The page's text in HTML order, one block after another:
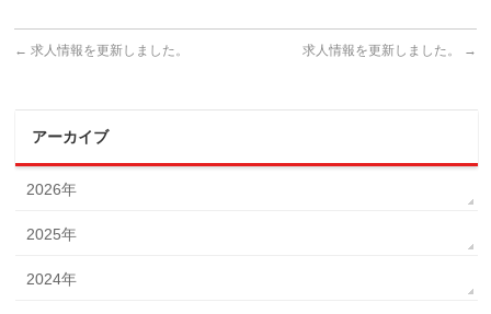
← 求人情報を更新しました。 求人情報を更新しました。 →
アーカイブ
2026年
2025年
2024年